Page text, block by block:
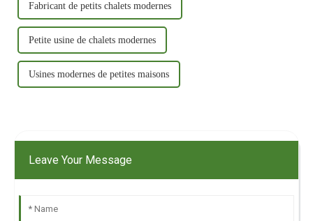
Fabricant de petits chalets modernes
Petite usine de chalets modernes
Usines modernes de petites maisons
Leave Your Message